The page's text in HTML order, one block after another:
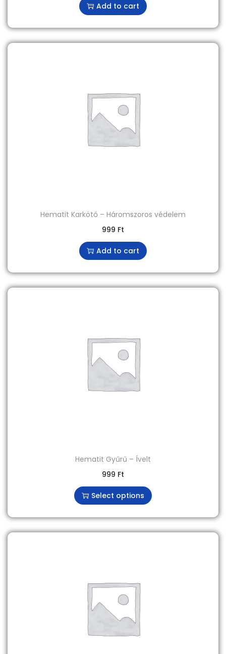
Add to cart
Hematit Karkötő – Háromszoros védelem
999 Ft
Add to cart
Hematit Gyűrű – Ívelt
999 Ft
Select options